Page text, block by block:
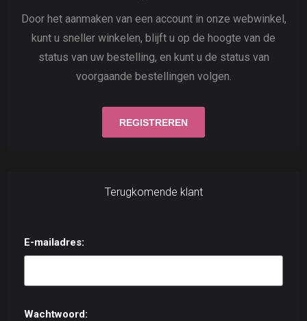
Door het aanmaken van een account in onze webwinkel,
kunt u sneller winkelen, blijft u op de hoogte van de
status van uw bestelling, en kunt u de status van
voorgaande bestellingen volgen.
Terugkomende klant
E-mailadres:
Wachtwoord: